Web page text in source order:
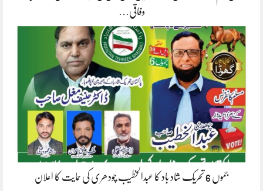
وفاقی…
جموں 6 تحریک شاد باد کا عبدالخطیب چودھری کی حمایت کا اعلان